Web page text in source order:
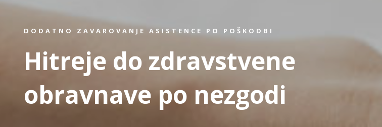
DODATNO ZAVAROVANJE ASISTENCE PO POŠKODBI
Hitreje do zdravstvene
obravnave po nezgodi